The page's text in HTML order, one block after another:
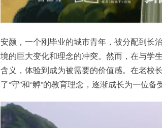
安颜，一个刚毕业的城市青年，被分配到长
境的巨大变化和理念的冲突。然而，在与学
含义，体验到成为被需要的价值感。在老校
了“守”和“孵”的教育理念，逐渐成长为一位备